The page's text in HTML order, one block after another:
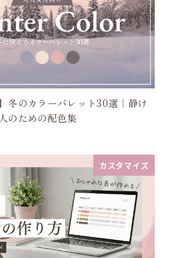
冬のカラーパレット30選｜静け
のための配色集
カスタマイズ